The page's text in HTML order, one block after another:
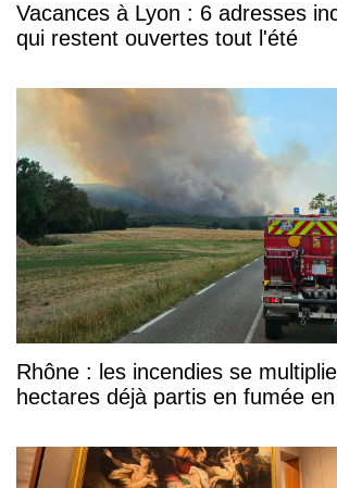
Vacances à Lyon : 6 adresses
qui restent ouvertes tout l'été
Rhône : les incendies se
hectares déjà partis en fumée